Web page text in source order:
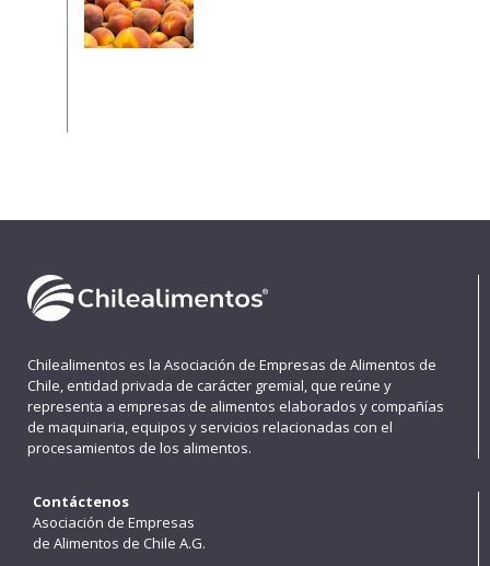
Chilealimentos es la Asociación de Empresas de Alimentos de
Chile, entidad privada de carácter gremial, que reúne y
representa a empresas de alimentos elaborados y compañías
de maquinaria, equipos y servicios relacionadas con el
procesamientos de los alimentos.
Contáctenos
Asociación de Empresas
de Alimentos de Chile A.G.